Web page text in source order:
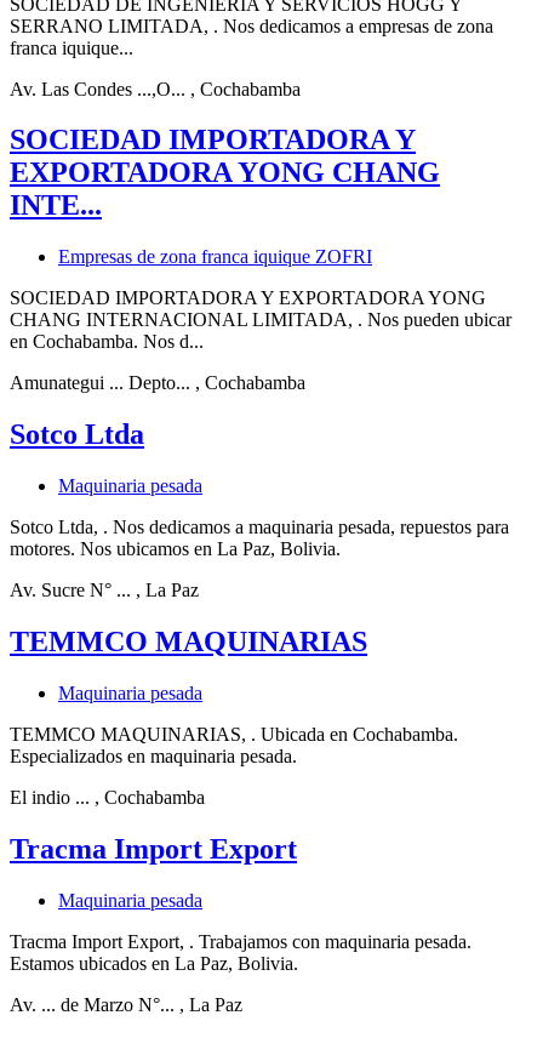
SERRANO LIMITADA, . Nos dedicamos a empresas de zona
franca iquique...
Av. Las Condes ...,O... , Cochabamba
SOCIEDAD IMPORTADORA Y
EXPORTADORA YONG CHANG
INTE...
Empresas de zona franca iquique ZOFRI
SOCIEDAD IMPORTADORA Y EXPORTADORA YONG
CHANG INTERNACIONAL LIMITADA, . Nos pueden ubicar
en Cochabamba. Nos d...
Amunategui ... Depto... , Cochabamba
Sotco Ltda
Maquinaria pesada
Sotco Ltda, . Nos dedicamos a maquinaria pesada, repuestos para
motores. Nos ubicamos en La Paz, Bolivia.
Av. Sucre N° ... , La Paz
TEMMCO MAQUINARIAS
Maquinaria pesada
TEMMCO MAQUINARIAS, . Ubicada en Cochabamba.
Especializados en maquinaria pesada.
El indio ... , Cochabamba
Tracma Import Export
Maquinaria pesada
Tracma Import Export, . Trabajamos con maquinaria pesada.
Estamos ubicados en La Paz, Bolivia.
Av. ... de Marzo N°... , La Paz